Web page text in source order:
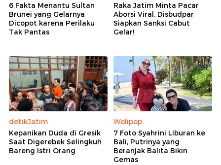
6 Fakta Menantu Sultan
Brunei yang Gelarnya
Dicopot karena Perilaku
Tak Pantas
Raka Jatim Minta Pacar
Aborsi Viral, Disbudpar
Siapkan Sanksi Cabut
Gelar!
detikJatim
Kepanikan Duda di Gresik
Saat Digerebek Selingkuh
Bareng Istri Orang
Wolipop
7 Foto Syahrini Liburan ke
Bali, Putrinya yang
Beranjak Balita Bikin
Gemas